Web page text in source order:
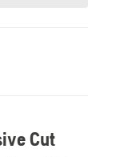
Cut